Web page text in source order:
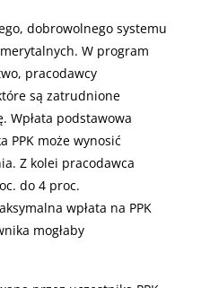
dobrowolnego systemu
W program
pracodawcy
są zatrudnione
Wpłata podstawowa
PPK może wynosić
Z kolei pracodawca
do 4 proc.
wpłata na PPK
mogłaby